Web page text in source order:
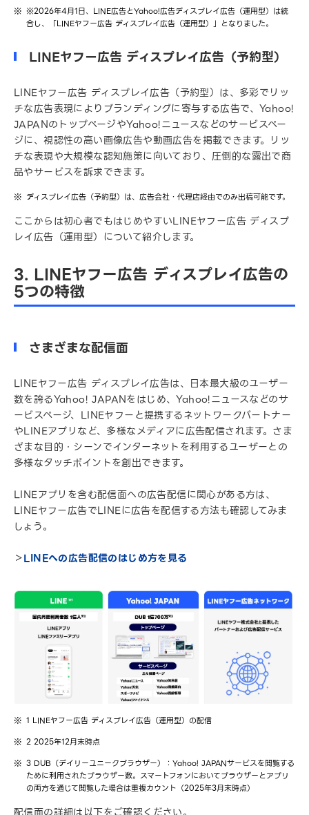
※2026年4月1日、LINE広告とYahoo!広告ディスプレイ広告（運用型）は統
合し、「LINEヤフー広告 ディスプレイ広告（運用型）」となりました。
LINEヤフー広告 ディスプレイ広告（予約型）
LINEヤフー広告 ディスプレイ広告（予約型）は、多彩でリッ
チな広告表現によりブランディングに寄与する広告で、Yahoo!
JAPANのトップページやYahoo!ニュースなどのサービスペー
ジに、視認性の高い画像広告や動画広告を掲載できます。リッ
チな表現や大規模な認知施策に向いており、圧倒的な露出で商
品やサービスを訴求できます。
ディスプレイ広告（予約型）は、広告会社・代理店経由でのみ出稿可能です。
ここからは初心者でもはじめやすいLINEヤフー広告 ディスプ
レイ広告（運用型）について紹介します。
3. LINEヤフー広告 ディスプレイ広告の
5つの特徴
さまざまな配信面
LINEヤフー広告 ディスプレイ広告は、日本最大級のユーザー
数を誇るYahoo! JAPANをはじめ、Yahoo!ニュースなどのサ
ービスページ、LINEヤフーと提携するネットワークパートナー
やLINEアプリなど、多様なメディアに広告配信されます。さま
ざまな目的・シーンでインターネットを利用するユーザーとの
多様なタッチポイントを創出できます。
LINEアプリを含む配信面への広告配信に関心がある方は、
LINEヤフー広告でLINEに広告を配信する方法も確認してみま
しょう。
＞LINEへの広告配信のはじめ方を見る
1 LINEヤフー広告 ディスプレイ広告（運用型）の配信
2 2025年12月末時点
3 DUB（デイリーユニークブラウザー）：Yahoo! JAPANサービスを閲覧する
ために利用されたブラウザー数。スマートフォンにおいてブラウザーとアプリ
の両方を通じて閲覧した場合は重複カウント（2025年3月末時点）